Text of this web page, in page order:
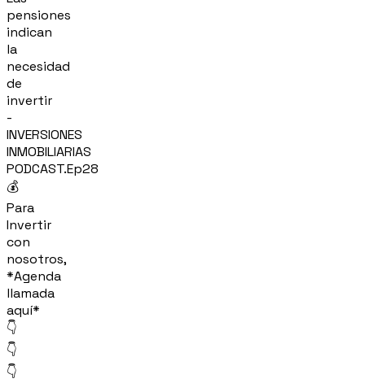
pensiones
indican
la
necesidad
de
invertir
-
INVERSIONES
INMOBILIARIAS
PODCAST.Ep28
💰
Para
Invertir
con
nosotros,
*Agenda
llamada
aquí*
👇
👇
👇